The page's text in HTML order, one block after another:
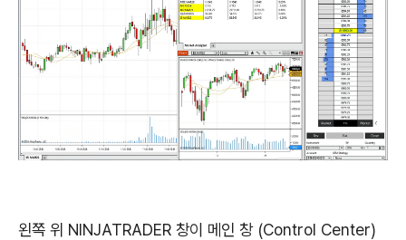
왼쪽 위 NINJATRADER 창이 메인 창 (Control Center)